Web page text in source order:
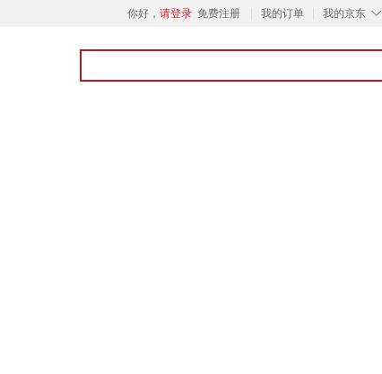
你好， 请登录 免费注册 我的订单 ◇
我的京东